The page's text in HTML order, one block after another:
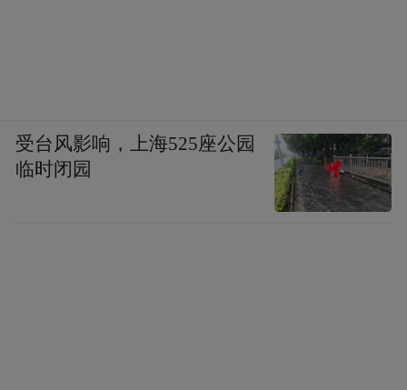
受台风影响，上海525座公园
临时闭园